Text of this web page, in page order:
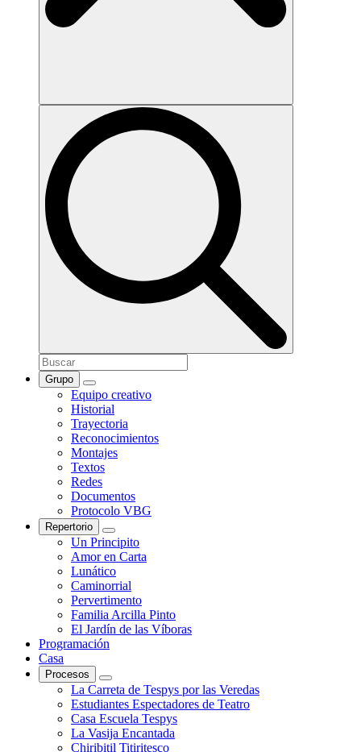
Grupo
Equipo creativo
Historial
Trayectoria
Reconocimientos
Montajes
Textos
Redes
Documentos
Protocolo VBG
Repertorio
Un Principito
Amor en Carta
Lunático
Caminorrial
Pervertimento
Familia Arcilla Pinto
El Jardín de las Víboras
Programación
Casa
Procesos
La Carreta de Tespys por las Veredas
Estudiantes Espectadores de Teatro
Casa Escuela Tespys
La Vasija Encantada
Chiribitil Titiritesco